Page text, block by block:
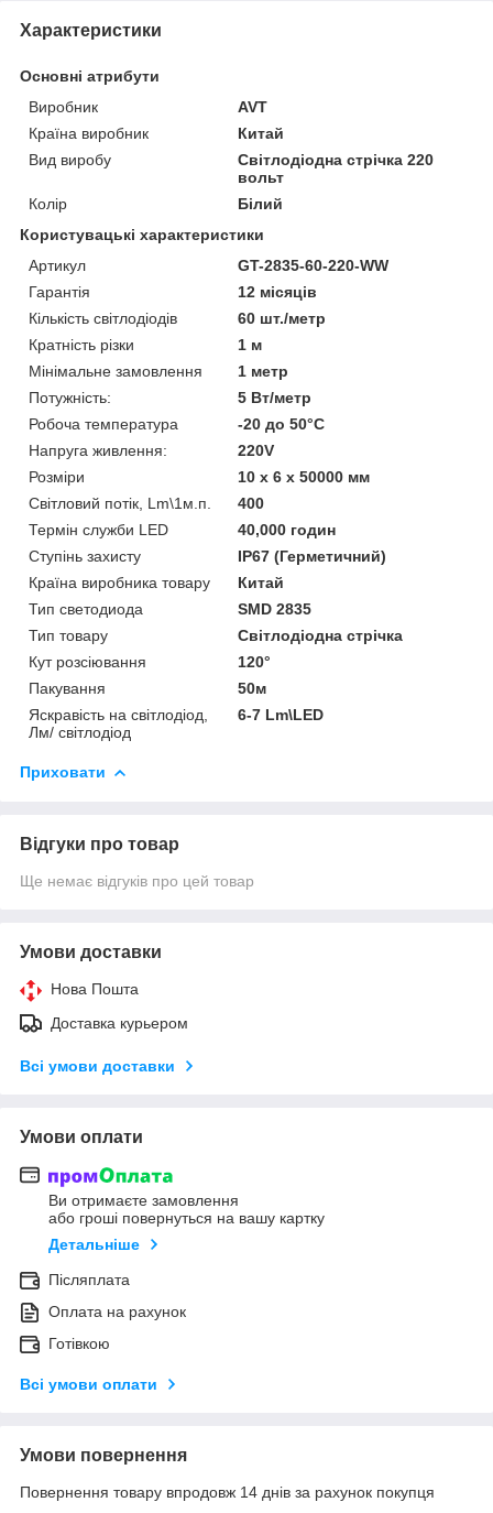
Характеристики
Основні атрибути
Виробник
AVT
Країна виробник
Китай
Вид виробу
Світлодіодна стрічка 220
вольт
Колір
Білий
Користувацькі характеристики
Артикул
GT-2835-60-220-WW
Гарантія
12 місяців
Кількість світлодіодів
60 шт./метр
Кратність різки
1 м
Мінімальне замовлення
1 метр
Потужність:
5 Вт/метр
Робоча температура
-20 до 50°С
Напруга живлення:
220V
Розміри
10 х 6 х 50000 мм
Світловий потік, Lm\1м.п.
400
Термін служби LED
40,000 годин
Ступінь захисту
IP67 (Герметичний)
Країна виробника товару
Китай
Тип светодиода
SMD 2835
Тип товару
Світлодіодна стрічка
Кут розсіювання
120°
Пакування
50м
Яскравість на світлодіод,
Лм/ світлодіод
6-7 Lm\LED
Приховати
Відгуки про товар
Ще немає відгуків про цей товар
Умови доставки
Нова Пошта
Доставка курьером
Всі умови доставки
Умови оплати
Ви отримаєте замовлення
або гроші повернуться на вашу картку
Детальніше
Післяплата
Оплата на рахунок
Готівкою
Всі умови оплати
Умови повернення
Повернення товару впродовж 14 днів за рахунок покупця